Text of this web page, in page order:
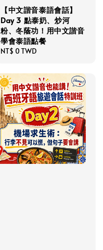
【中文諧音泰語會話】
Day 3 點泰奶、炒河
粉、冬蔭功！用中文諧音
學會泰語點餐
Regular
NT$ 0 TWD